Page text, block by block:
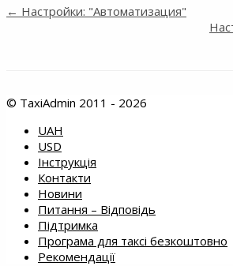
← Настройки: "Автоматизация"
© TaxiAdmin 2011 - 2026
UAH
USD
Інструкція
Контакти
Новини
Питання – Відповідь
Підтримка
Програма для таксі безкоштовно
Рекомендації